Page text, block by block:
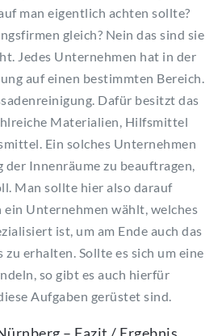
man eigentlich achten sollte?
gleich? Nein das sind sie
Jedes Unternehmen hat in der
auf einen bestimmten Bereich.
Dafür besitzt das
Materialien, Hilfsmittel
Ein solches Unternehmen
der Innenräume zu beauftragen,
Man sollte hier also darauf
ein Unternehmen wählt, welches
ist, um am Ende auch das
zu erhalten. Sollte es sich um eine
so gibt es auch hierfür
Aufgaben gerüstet sind.